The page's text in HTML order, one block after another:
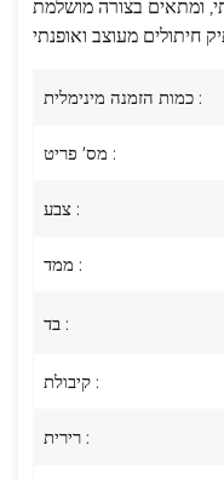
ומתאים בצורה מושלמת
כמות הזמנה מינימלית :
מס' פריט :
צבע :
ממד :
בד :
קיבולת :
רירית :